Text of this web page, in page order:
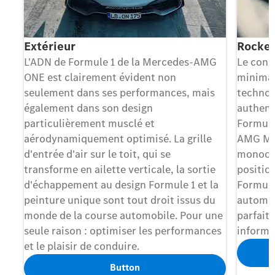
Extérieur
L'ADN de Formule 1 de la Mercedes-AMG
ONE est clairement évident non
seulement dans ses performances, mais
également dans son design
particulièrement musclé et
aérodynamiquement optimisé. La grille
d'entrée d'air sur le toit, qui se
transforme en ailette verticale, la sortie
d'échappement au design Formule 1 et la
peinture unique sont tout droit issus du
monde de la course automobile. Pour une
seule raison : optimiser les performances
et le plaisir de conduire.
Button
Le
AMG